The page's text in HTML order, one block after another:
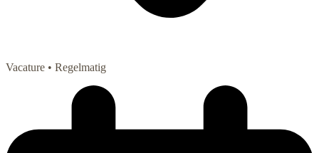
Vacature • Regelmatig